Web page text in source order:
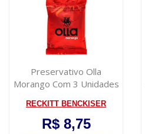
Preservativo Olla
Morango Com 3 Unidades
RECKITT BENCKISER
R$ 8,75